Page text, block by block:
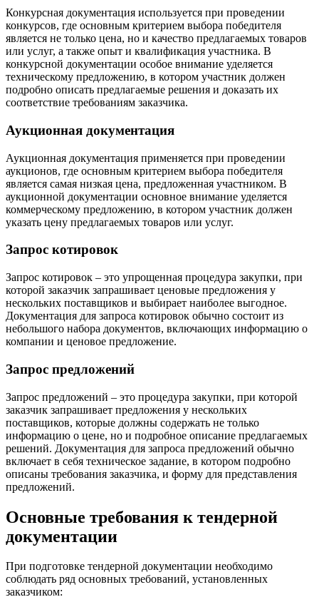
Конкурсная документация используется при проведении
конкурсов, где основным критерием выбора победителя
является не только цена, но и качество предлагаемых товаров
или услуг, а также опыт и квалификация участника. В
конкурсной документации особое внимание уделяется
техническому предложению, в котором участник должен
подробно описать предлагаемые решения и доказать их
соответствие требованиям заказчика.
Аукционная документация
Аукционная документация применяется при проведении
аукционов, где основным критерием выбора победителя
является самая низкая цена, предложенная участником. В
аукционной документации основное внимание уделяется
коммерческому предложению, в котором участник должен
указать цену предлагаемых товаров или услуг.
Запрос котировок
Запрос котировок – это упрощенная процедура закупки, при
которой заказчик запрашивает ценовые предложения у
нескольких поставщиков и выбирает наиболее выгодное.
Документация для запроса котировок обычно состоит из
небольшого набора документов, включающих информацию о
компании и ценовое предложение.
Запрос предложений
Запрос предложений – это процедура закупки, при которой
заказчик запрашивает предложения у нескольких
поставщиков, которые должны содержать не только
информацию о цене, но и подробное описание предлагаемых
решений. Документация для запроса предложений обычно
включает в себя техническое задание, в котором подробно
описаны требования заказчика, и форму для представления
предложений.
Основные требования к тендерной
документации
При подготовке тендерной документации необходимо
соблюдать ряд основных требований, установленных
заказчиком: